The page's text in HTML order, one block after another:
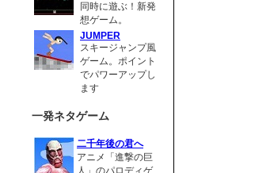
同時に遊ぶ！新発
想ゲーム。
JUMPER
スキージャンプ風
ゲーム。ポイント
でパワーアップし
ます
一発ネタゲーム
二千年後の君へ
アニメ「進撃の巨
人」のパロディゲ